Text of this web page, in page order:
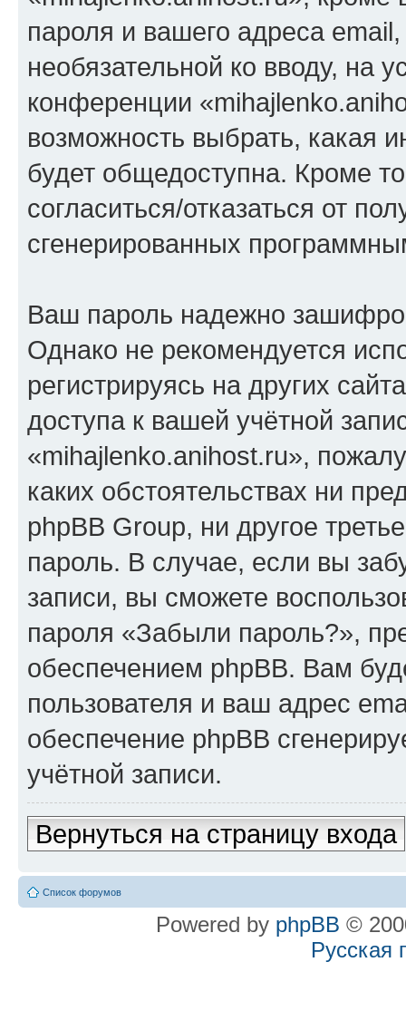
пароля и вашего адреса
необязательной ко вводу, на
конференции
возможность выбрать, какая
будет общедоступна. Кроме
согласиться/отказаться от
сгенерированных
Ваш пароль надежно
Однако не рекомендуется
регистрируясь на других
доступа к вашей учётной
«mihajlenko.anihost.ru»,
каких обстоятельствах ни
phpBB Group, ни другое
пароль. В случае, если вы
записи, вы сможете
пароля «Забыли пароль?»,
обеспечением phpBB. Вам
пользователя и ваш адрес
обеспечение phpBB
учётной записи.
Вернуться на страницу входа
Список форумов
Powered by phpBB ©
Русская